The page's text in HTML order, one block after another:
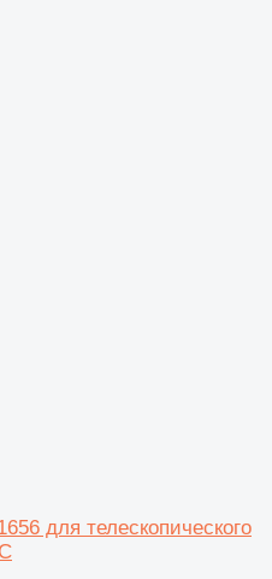
для телескопического